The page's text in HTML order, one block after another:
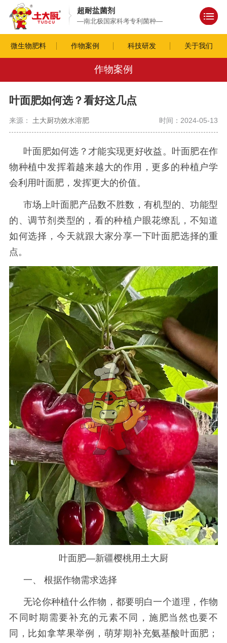
超耐盐菌剂
—南北极国家科考专利菌种—
微生物肥料 作物案例 科技研发 关于我们
作物案例
叶面肥如何选？看好这几点
来源： 土大厨功效水溶肥 时间：2024-05-13
叶面肥如何选？才能实现更好收益。叶面肥在作
物种植中发挥着越来越大的作用，更多的种植户学
会利用叶面肥，发挥更大的价值。
市场上叶面肥产品数不胜数，有机型的、功能型
的、调节剂类型的，看的种植户眼花缭乱，不知道
如何选择，今天就跟大家分享一下叶面肥选择的重
点。
叶面肥—新疆樱桃用土大厨
一、 根据作物需求选择
无论你种植什么作物，都要明白一个道理，作物
不同时期需要补充的元素不同，施肥当然也要不
同，比如拿苹果举例，萌芽期补充氨基酸叶面肥；